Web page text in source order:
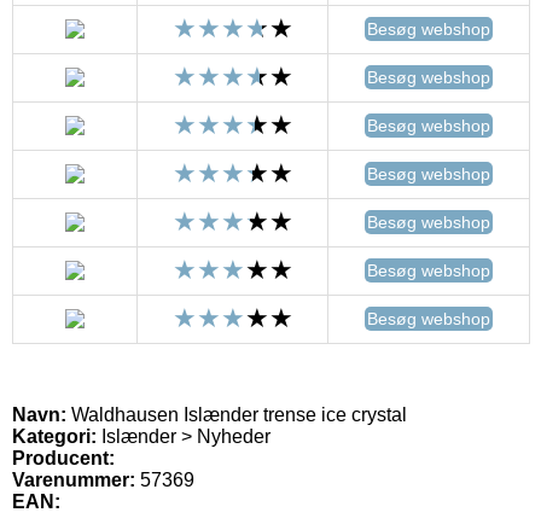
Besøg webshop
Besøg webshop
Besøg webshop
Besøg webshop
Besøg webshop
Besøg webshop
Besøg webshop
Navn: Waldhausen Islænder trense ice crystal
Kategori: Islænder > Nyheder
Producent:
Varenummer: 57369
EAN: